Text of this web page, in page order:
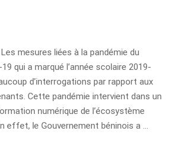
mesures liées à la pandémie du
qui a marqué l’année scolaire 2019-
d’interrogations par rapport aux
Cette pandémie intervient dans un
numérique de l’écosystème
effet, le Gouvernement béninois a …